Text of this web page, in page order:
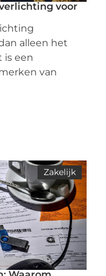
voor
alleen het
is een
van
Zakelijk